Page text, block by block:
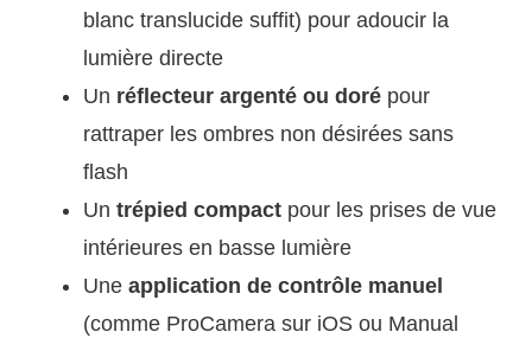
blanc translucide suffit) pour adoucir la
lumière directe
Un réflecteur argenté ou doré pour
rattraper les ombres non désirées sans
flash
Un trépied compact pour les prises de vue
intérieures en basse lumière
Une application de contrôle manuel
(comme ProCamera sur iOS ou Manual